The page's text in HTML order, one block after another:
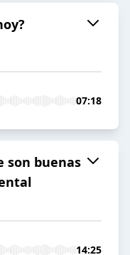
07:18
son buenas
14:25